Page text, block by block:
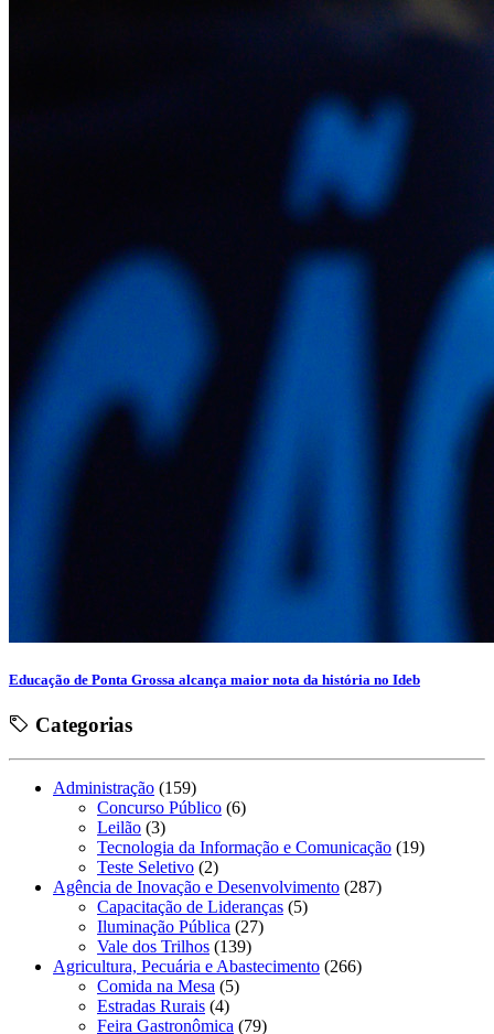
Educação de Ponta Grossa alcança maior nota da história no Ideb
Categorias
Administração (159)
Concurso Público (6)
Leilão (3)
Tecnologia da Informação e Comunicação (19)
Teste Seletivo (2)
Agência de Inovação e Desenvolvimento (287)
Capacitação de Lideranças (5)
Iluminação Pública (27)
Vale dos Trilhos (139)
Agricultura, Pecuária e Abastecimento (266)
Comida na Mesa (5)
Estradas Rurais (4)
Feira Gastronômica (79)